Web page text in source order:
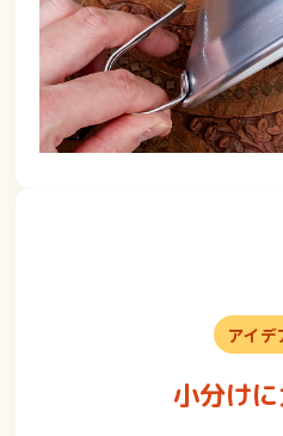
アイデ
小分けに